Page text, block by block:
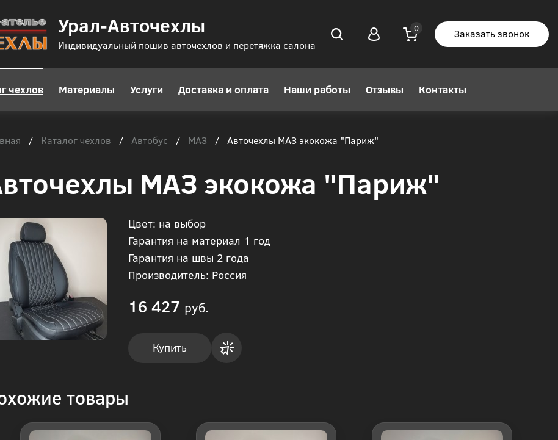
Урал-Авточехлы
Индивидуальный пошив авточехлов и перетяжка салона
Заказать звонок
чехлов Материалы Услуги Доставка и оплата Наши работы Отзывы Контакты
/ Каталог чехлов / Автобус / МАЗ / Авточехлы МАЗ экокожа "Париж"
МАЗ экокожа "Париж"
Цвет: на выбор
Гарантия на материал 1 год
Гарантия на швы 2 года
Производитель: Россия
16 427 руб.
Купить
товары